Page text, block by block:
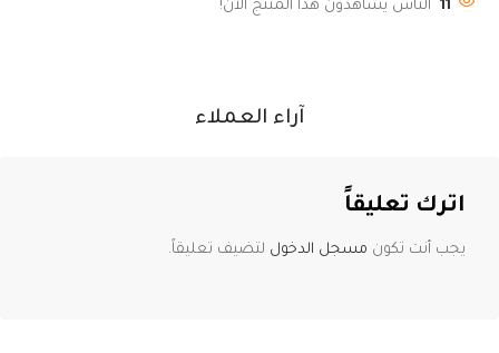
11 الناس يشاهدون هذا المنتج الآن!
آراء العملاء
اترك تعليقاً
يجب أنت تكون مسجل الدخول لتضيف تعليقاً.